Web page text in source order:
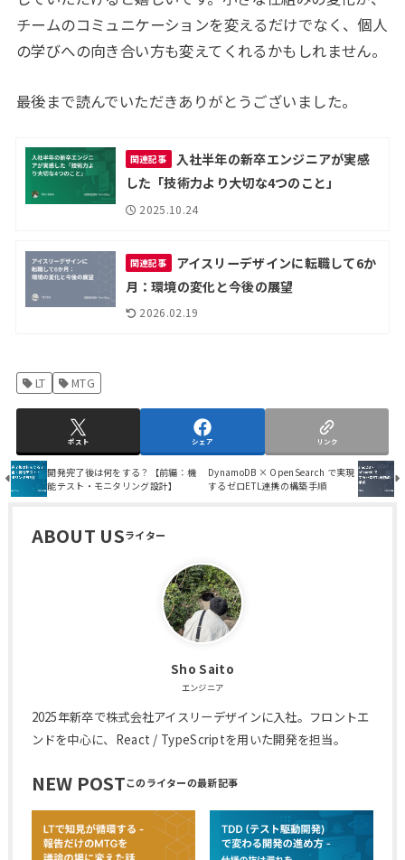
チームのコミュニケーションを変えるだけでなく、個人
の学びへの向き合い方も変えてくれるかもしれません。
最後まで読んでいただきありがとうございました。
関連記事
入社半年の新卒エンジニアが実感
した「技術力より大切な4つのこと」
2025.10.24
関連記事
アイスリーデザインに転職して6か
月：環境の変化と今後の展望
2026.02.19
LT MTG
ポスト シェア リンク
開発完了後は何をする？【前編：機
能テスト・モニタリング設計】
DynamoDB × OpenSearch で実現
するゼロETL連携の構築手順
ABOUT US
Sho Saito
エンジニア
2025年新卒で株式会社アイスリーデザインに入社。フロントエ
ンドを中心に、React / TypeScriptを用いた開発を担当。
NEW POST